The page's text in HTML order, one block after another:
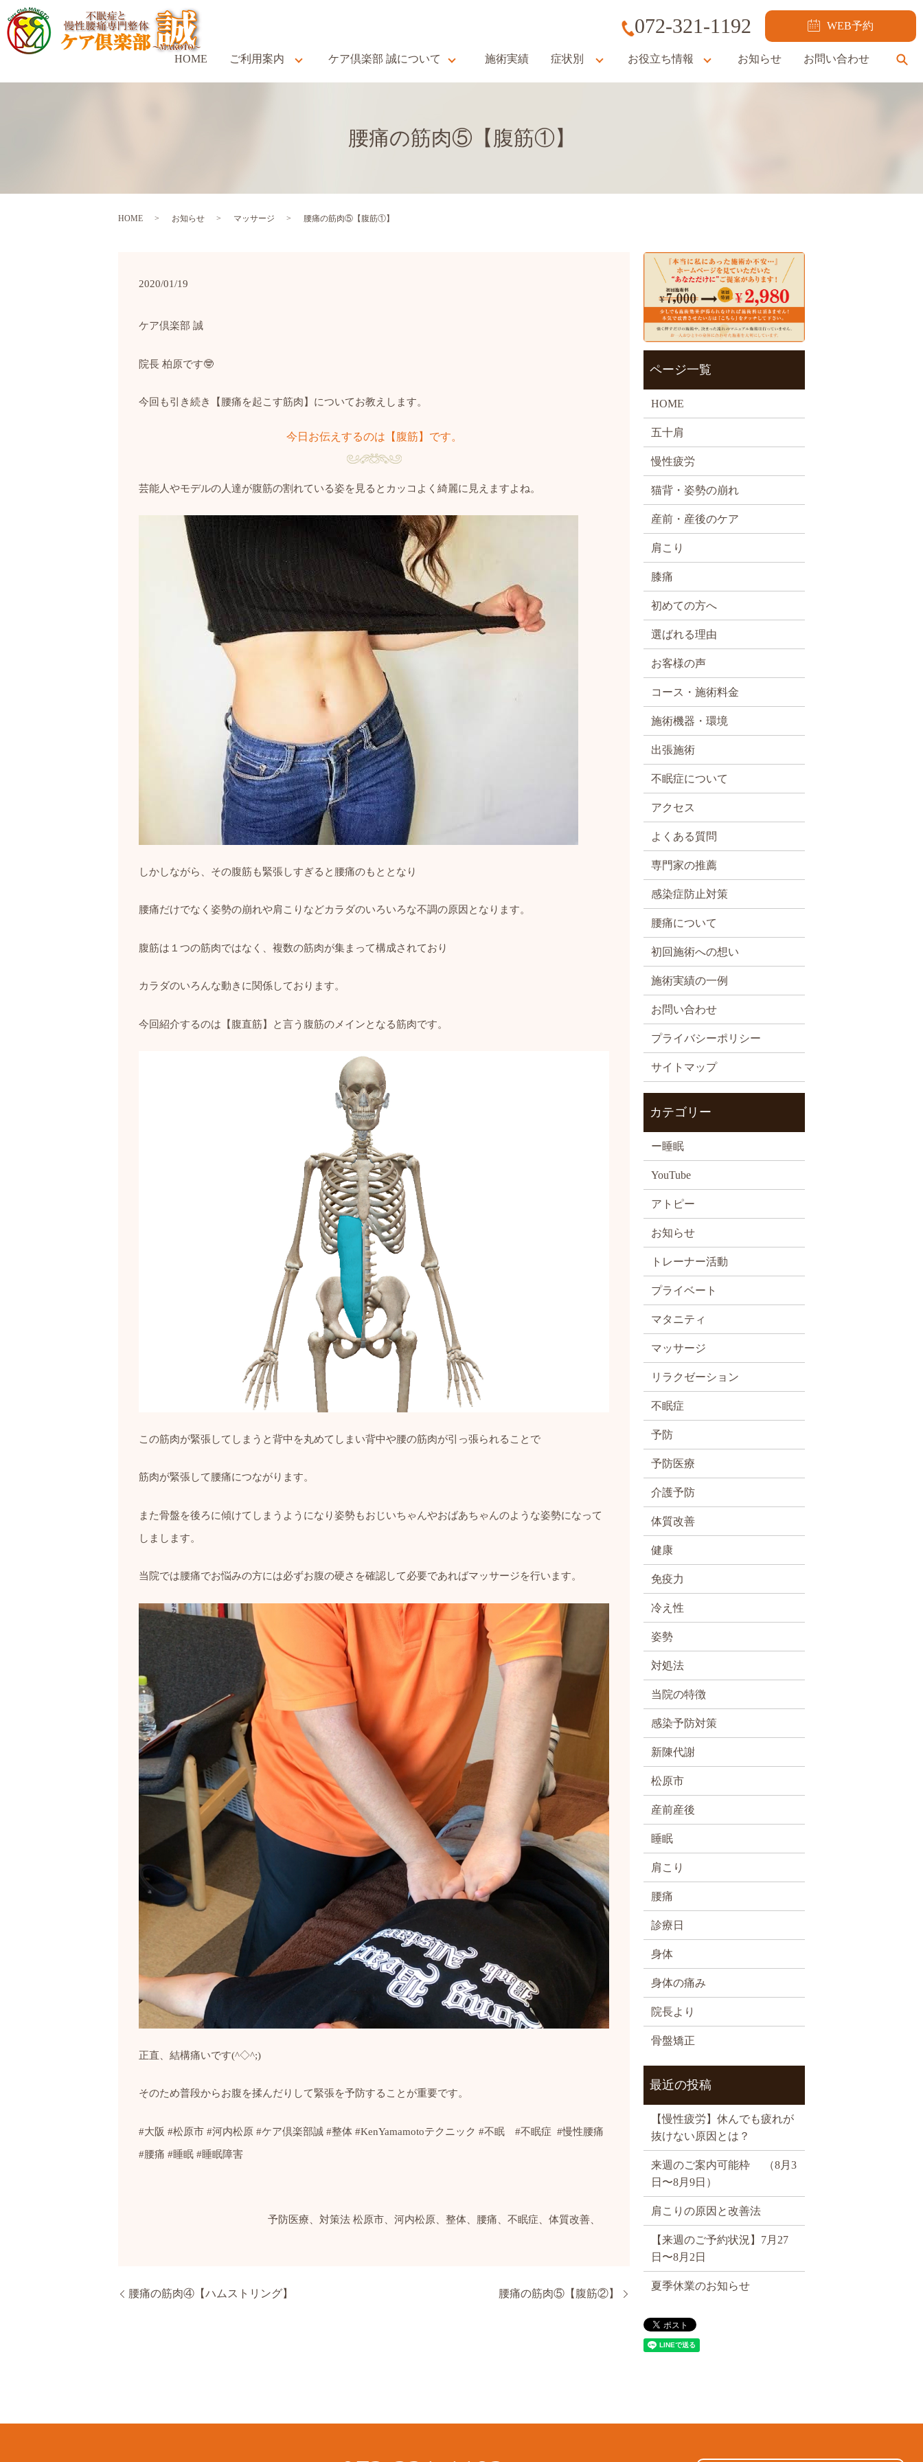
072-321-1192 WEB予約
HOME ご利用案内 ケア倶楽部 誠について 施術実績 症状別 お役立ち情報 お知らせ お問い合わせ
腰痛の筋肉⑤【腹筋①】
HOME お知らせ マッサージ 腰痛の筋肉⑤【腹筋①】
2020/01/19
ケア倶楽部 誠
院長 柏原です🤓
今回も引き続き【腰痛を起こす筋肉】についてお教えします。
今日お伝えするのは【腹筋】です。
芸能人やモデルの人達が腹筋の割れている姿を見るとカッコよく綺麗に見えますよね。
しかしながら、その腹筋も緊張しすぎると腰痛のもととなり
腰痛だけでなく姿勢の崩れや肩こりなどカラダのいろいろな不調の原因となります。
腹筋は１つの筋肉ではなく、複数の筋肉が集まって構成されており
カラダのいろんな動きに関係しております。
今回紹介するのは【腹直筋】と言う腹筋のメインとなる筋肉です。
この筋肉が緊張してしまうと背中を丸めてしまい背中や腰の筋肉が引っ張られることで
筋肉が緊張して腰痛につながります。
また骨盤を後ろに傾けてしまうようになり姿勢もおじいちゃんやおばあちゃんのような姿勢になって
しまします。
当院では腰痛でお悩みの方には必ずお腹の硬さを確認して必要であればマッサージを行います。
正直、結構痛いです(^◇^;)
そのため普段からお腹を揉んだりして緊張を予防することが重要です。
#大阪 #松原市#河内松原 #ケア倶楽部誠#整体#KenYamamotoテクニック #不眠 #不眠症 #慢性腰痛
#腰痛 #睡眠#睡眠障害
予防医療、対策法 松原市、河内松原、整体、腰痛、不眠症、体質改善、
腰痛の筋肉④【ハムストリング】 腰痛の筋肉⑤【腹筋②】
ページ一覧
HOME
五十肩
慢性疲労
猫背・姿勢の崩れ
産前・産後のケア
肩こり
膝痛
初めての方へ
選ばれる理由
お客様の声
コース・施術料金
施術機器・環境
出張施術
不眠症について
アクセス
よくある質問
専門家の推薦
感染症防止対策
腰痛について
初回施術への想い
施術実績の一例
お問い合わせ
プライバシーポリシー
サイトマップ
カテゴリー
ー睡眠
YouTube
アトピー
お知らせ
トレーナー活動
プライベート
マタニティ
マッサージ
リラクゼーション
不眠症
予防
予防医療
介護予防
体質改善
健康
免疫力
冷え性
姿勢
対処法
当院の特徴
感染予防対策
新陳代謝
松原市
産前産後
睡眠
肩こり
腰痛
診療日
身体
身体の痛み
院長より
骨盤矯正
最近の投稿
【慢性疲労】休んでも疲れが
抜けない原因とは？
来週のご案内可能枠 （8月3
日〜8月9日）
肩こりの原因と改善法
【来週のご予約状況】7月27
日〜8月2日
夏季休業のお知らせ